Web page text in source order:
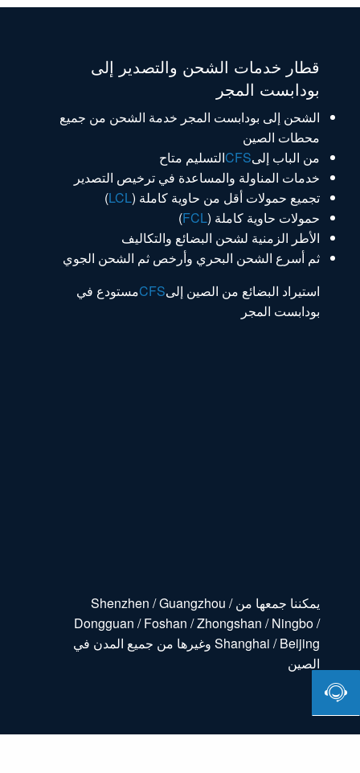
قطار خدمات الشحن والتصدير إلى
بودابست المجر
الشحن إلى بودابست المجر خدمة الشحن من جميع
محطات الصين
من الباب إلىCFSالتسليم متاح
خدمات المناولة والمساعدة في ترخيص التصدير
تجميع حمولات أقل من حاوية كاملة (LCL
)
حمولات حاوية كاملة (FCL
)
الأطر الزمنية لشحن البضائع والتكاليف
ثم أسرع الشحن البحري وأرخص ثم الشحن الجوي
استيراد البضائع من الصين إلىCFSمستودع في
بودابست المجر
يمكننا جمعها من Shenzhen / Guangzhou /
Dongguan / Foshan / Zhongshan / Ningbo /
Shanghai / Beijing وغيرها من جميع المدن في
الصين
